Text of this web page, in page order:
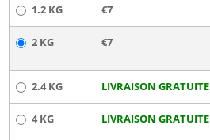
1.2 KG €7
2 KG €7
2.4 KG LIVRAISON GRATUITE
4 KG LIVRAISON GRATUITE